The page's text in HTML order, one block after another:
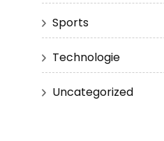
Sports
Technologie
Uncategorized